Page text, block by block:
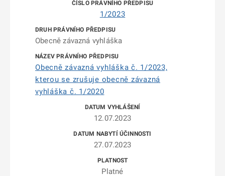
1/2023
Obecně závazná vyhláška
Obecně závazná vyhláška č. 1/2023,
kterou se zrušuje obecně závazná
vyhláška č. 1/2020
12.07.2023
27.07.2023
Platné